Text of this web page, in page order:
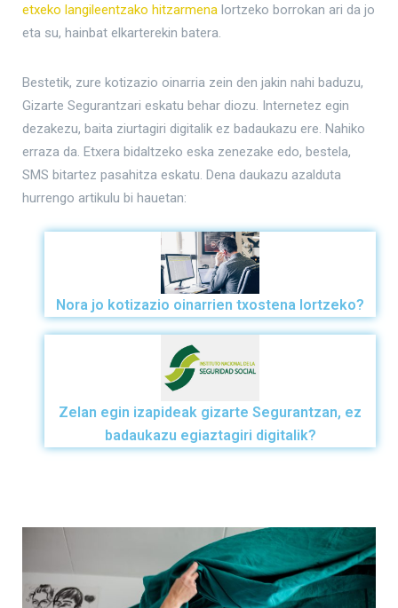
etxeko langileentzako hitzarmena lortzeko borrokan ari da jo
eta su, hainbat elkarterekin batera.
Bestetik, zure kotizazio oinarria zein den jakin nahi baduzu,
Gizarte Segurantzari eskatu behar diozu. Internetez egin
dezakezu, baita ziurtagiri digitalik ez badaukazu ere. Nahiko
erraza da. Etxera bidaltzeko eska zenezake edo, bestela,
SMS bitartez pasahitza eskatu. Dena daukazu azalduta
hurrengo artikulu bi hauetan:
Nora jo kotizazio oinarrien txostena lortzeko?
Zelan egin izapideak gizarte Segurantzan, ez
badaukazu egiaztagiri digitalik?